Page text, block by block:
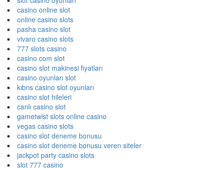
casino online slot
online casino slots
pasha casino slot
vivaro casino slots
777 slots casino
casino com slot
casino slot makinesi fiyatları
casino oyunları slot
kıbrıs casino slot oyunları
casino slot hileleri
canlı casino slot
gametwist slots online casino
vegas casino slots
casino slot deneme bonusu
casino slot deneme bonusu veren siteler
jackpot party casino slots
slot 777 casino